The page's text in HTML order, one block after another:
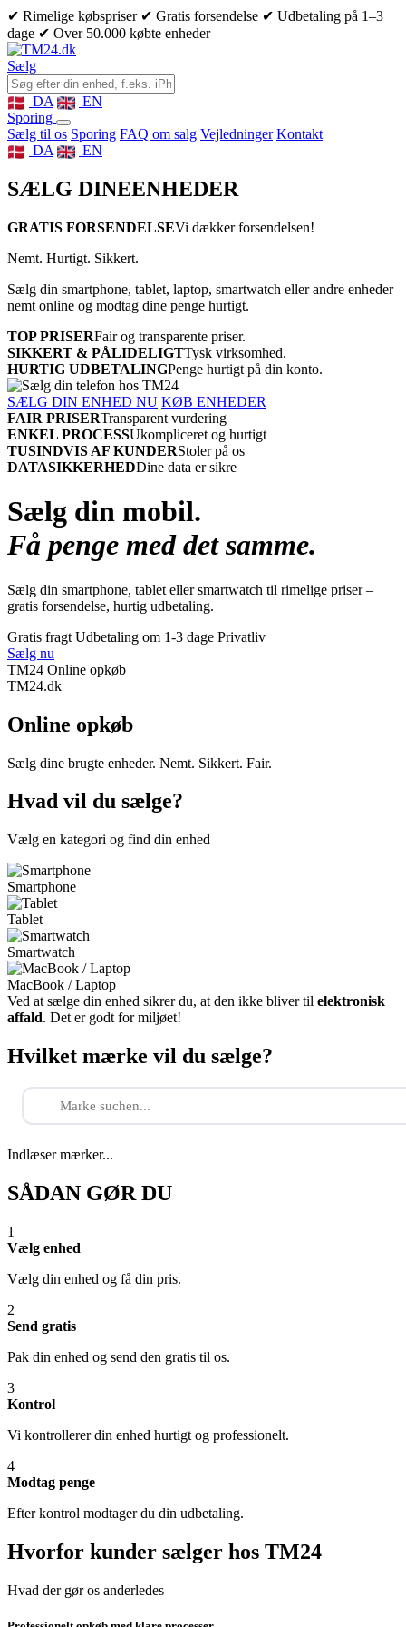
✔ Rimelige købspriser ✔ Gratis forsendelse ✔ Udbetaling på 1–3
dage ✔ Over 50.000 købte enheder
Sælg
DA
EN
Sporing
Sælg til os Sporing FAQ om salg Vejledninger Kontakt
DA
EN
SÆLG DINEENHEDER
GRATIS FORSENDELSEVi dækker forsendelsen!
Nemt. Hurtigt. Sikkert.
Sælg din smartphone, tablet, laptop, smartwatch eller andre enheder
nemt online og modtag dine penge hurtigt.
TOP PRISERFair og transparente priser.
SIKKERT & PÅLIDELIGTTysk virksomhed.
HURTIG UDBETALINGPenge hurtigt på din konto.
SÆLG DIN ENHED NU KØB ENHEDER
FAIR PRISERTransparent vurdering
ENKEL PROCESSUkompliceret og hurtigt
TUSINDVIS AF KUNDERStoler på os
DATASIKKERHEDDine data er sikre
Sælg din mobil.
Få penge med det samme.
Sælg din smartphone, tablet eller smartwatch til rimelige priser –
gratis forsendelse, hurtig udbetaling.
Gratis fragt Udbetaling om 1-3 dage Privatliv
Sælg nu
TM24 Online opkøb
TM24.dk
Online opkøb
Sælg dine brugte enheder. Nemt. Sikkert. Fair.
Hvad vil du sælge?
Vælg en kategori og find din enhed
Smartphone
Tablet
Smartwatch
MacBook / Laptop
Ved at sælge din enhed sikrer du, at den ikke bliver til elektronisk
affald. Det er godt for miljøet!
Hvilket mærke vil du sælge?
Indlæser mærker...
SÅDAN GØR DU
1
Vælg enhed
Vælg din enhed og få din pris.
2
Send gratis
Pak din enhed og send den gratis til os.
3
Kontrol
Vi kontrollerer din enhed hurtigt og professionelt.
4
Modtag penge
Efter kontrol modtager du din udbetaling.
Hvorfor kunder sælger hos TM24
Hvad der gør os anderledes